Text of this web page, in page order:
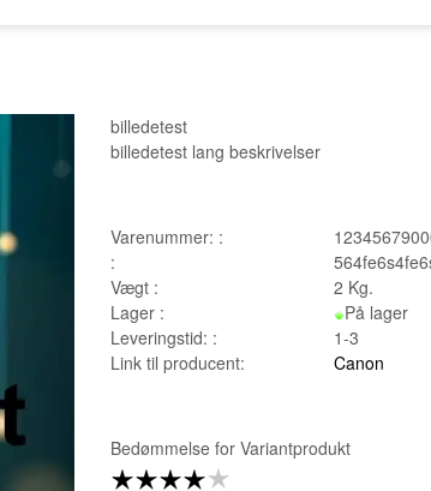
billedetest
billedetest lang beskrivelser
Varenummer: :
:
Vægt :
2 Kg.
Lager :
På lager
Leveringstid: :
1-3
Link til producent:
Canon
Bedømmelse for Variantprodukt